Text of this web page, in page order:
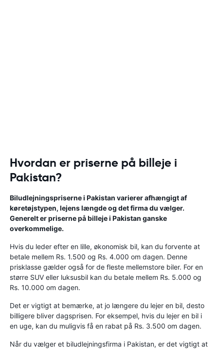
Hvordan er priserne på billeje i
Pakistan?
Biludlejningspriserne i Pakistan varierer afhængigt af
køretøjstypen, lejens længde og det firma du vælger.
Generelt er priserne på billeje i Pakistan ganske
overkommelige.
Hvis du leder efter en lille, økonomisk bil, kan du forvente at
betale mellem Rs. 1.500 og Rs. 4.000 om dagen. Denne
prisklasse gælder også for de fleste mellemstore biler. For en
større SUV eller luksusbil kan du betale mellem Rs. 5.000 og
Rs. 10.000 om dagen.
Det er vigtigt at bemærke, at jo længere du lejer en bil, desto
billigere bliver dagsprisen. For eksempel, hvis du lejer en bil i
en uge, kan du muligvis få en rabat på Rs. 3.500 om dagen.
Når du vælger et biludlejningsfirma i Pakistan, er det vigtigt at